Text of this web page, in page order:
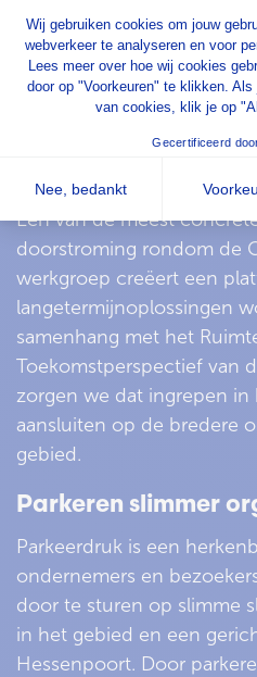
file, heeft dat direct impact
onderneming
Bereikbaarheid en
serieus en werkt aan
lange termijn werken.
Doorstroming op
Een van de meest
doorstroming rondom de
werkgroep creëert een
langetermijnoplossingen
samenhang met het
Toekomstperspectief van
zorgen we dat ingrepen in
aansluiten op de bredere
gebied.
Parkeren slimmer
Parkeerdruk is een
ondernemers en
door te sturen op slimme
in het gebied en een
Hessenpoort. Door